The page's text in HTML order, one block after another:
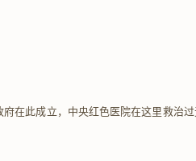
在此成立，中央红色医院在这里救治